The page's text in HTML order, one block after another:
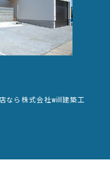
なら株式会社will建築工